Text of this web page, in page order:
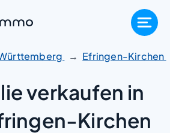
Efringen-Kirchen
verkaufen in
Kirchen